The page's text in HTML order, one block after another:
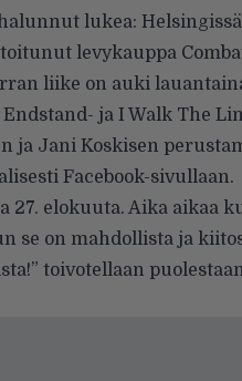
lukea:
levykauppa
liike on auki
ja I Walk The
ja Jani Koskisen
Facebook-sivullaan.
27. elokuuta. Aika aikaa
se on mahdollista ja
toivotellaan